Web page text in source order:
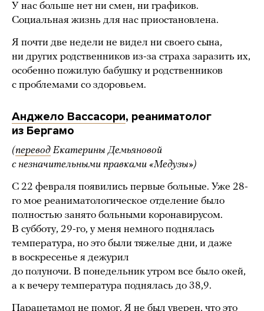
У нас больше нет ни смен, ни графиков.
Социальная жизнь для нас приостановлена.
Я почти две недели не видел ни своего сына,
ни других родственников из-за страха заразить их,
особенно пожилую бабушку и родственников
с проблемами со здоровьем.
Анджело Вассасори, реаниматолог
из Бергамо
(перевод Екатерины Демьяновой
с незначительными правками «Медузы»)
С 22 февраля появились первые больные. Уже 28-
го мое реаниматологическое отделение было
полностью занято больными коронавирусом.
В субботу, 29-го, у меня немного поднялась
температура, но это были тяжелые дни, и даже
в воскресенье я дежурил
до полуночи. В понедельник утром все было окей,
а к вечеру температура поднялась до 38,9.
Парацетамол не помог. Я не был уверен, что это